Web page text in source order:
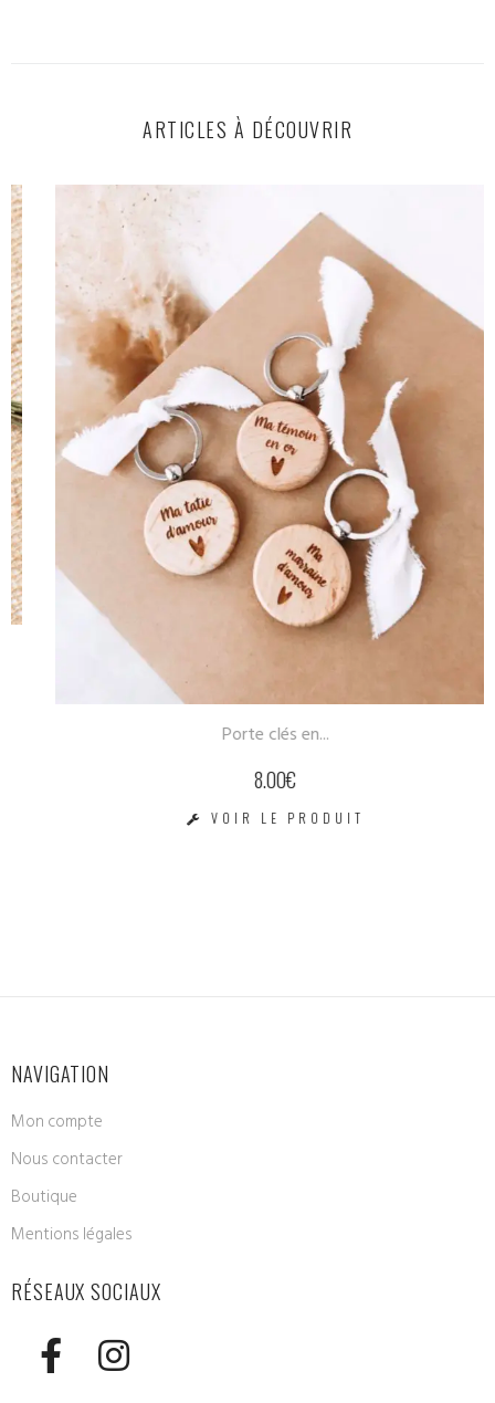
ARTICLES À DÉCOUVRIR
Porte clés en...
VOIR LE PRODUIT
NAVIGATION
Mon compte
Nous contacter
Boutique
Mentions légales
RÉSEAUX SOCIAUX